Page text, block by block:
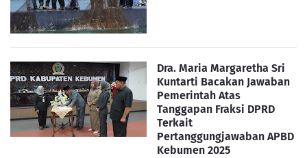
Dra. Maria Margaretha Sri
Kuntarti Bacakan Jawaban
Pemerintah Atas
Tanggapan Fraksi DPRD
Terkait
Pertanggungjawaban APBD
Kebumen 2025